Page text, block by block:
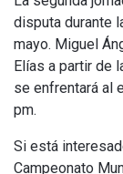
disputa durante
mayo. Miguel
Elías a partir de
se enfrentará al
pm.
Si está
Campeonato